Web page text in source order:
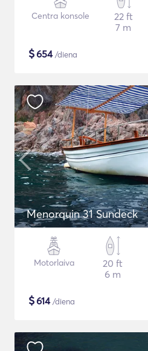
Centra konsole
22 ft
7 m
$654/diena
Menorquin 31 Sundeck
Motorlaiva
20 ft
6 m
$614/diena